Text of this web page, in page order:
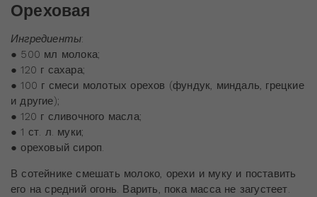
Ореховая
Ингредиенты:
● 500 мл молока;
● 120 г сахара;
● 100 г смеси молотых орехов (фундук, миндаль, грецкие
и другие);
● 120 г сливочного масла;
● 1 ст. л. муки;
● ореховый сироп.
В сотейнике смешать молоко, орехи и муку и поставить
его на средний огонь. Варить, пока масса не загустеет.